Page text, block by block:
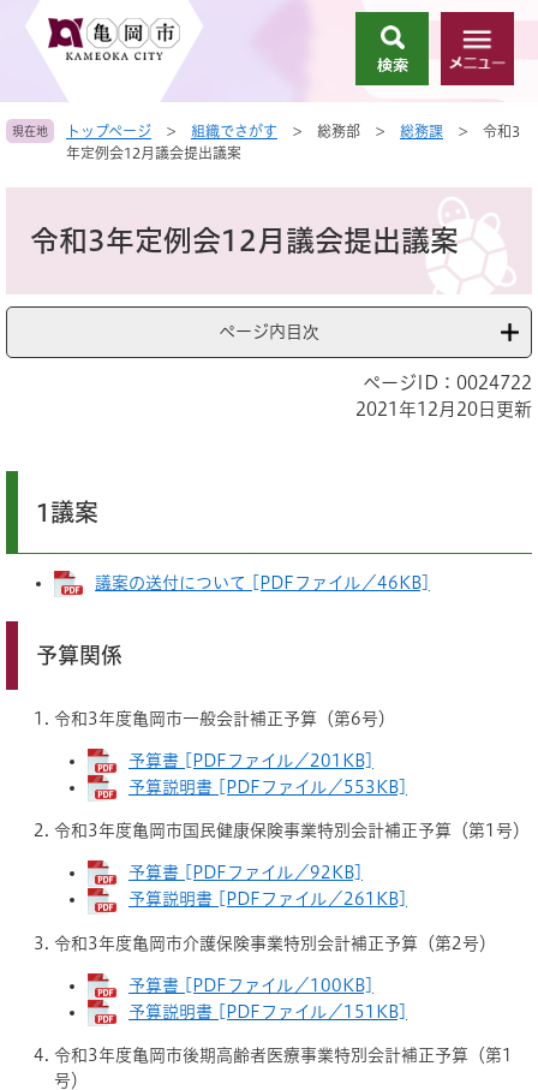
頭
す
飛
し
索
メ
ニ
ー
現在地 トップページ > 組織でさがす > 総務部 > 総務課 >
令和3
年定例会12月議会提出議案
令和3年定例会12月議会提出議案
ページ内目次
ページID：0024722
2021年12月20日更新
1議案
議案の送付について [PDFファイル／46KB]
予算関係
令和3年度亀岡市一般会計補正予算（第6号）
予算書 [PDFファイル／201KB]
予算説明書 [PDFファイル／553KB]
令和3年度亀岡市国民健康保険事業特別会計補正予算（第1号）
予算書 [PDFファイル／92KB]
予算説明書 [PDFファイル／261KB]
令和3年度亀岡市介護保険事業特別会計補正予算（第2号）
予算書 [PDFファイル／100KB]
予算説明書 [PDFファイル／151KB]
令和3年度亀岡市後期高齢者医療事業特別会計補正予算（第1
号）